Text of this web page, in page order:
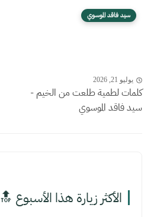
سيد فاقد الموسوي
يوليو 21, 2026
كلمات لطمية طلعت من الخيم -
سيد فاقد الموسوي
الأكثر زيارة هذا الأسبوع 🔝